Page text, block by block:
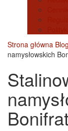
Strona główna
namysłowskich